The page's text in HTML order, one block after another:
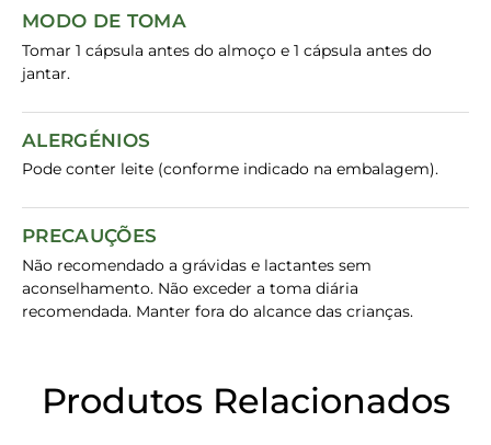
MODO DE TOMA
Tomar 1 cápsula antes do almoço e 1 cápsula antes do
jantar.
ALERGÉNIOS
Pode conter leite (conforme indicado na embalagem).
PRECAUÇÕES
Não recomendado a grávidas e lactantes sem
aconselhamento. Não exceder a toma diária
recomendada. Manter fora do alcance das crianças.
Produtos Relacionados